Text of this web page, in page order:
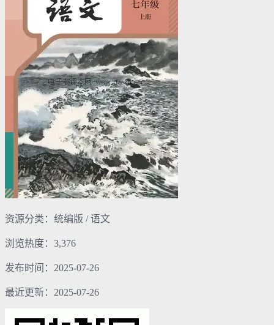
资源分类：统编版 / 语文
浏览热度：3,376
发布时间：2025-07-26
最近更新：2025-07-26